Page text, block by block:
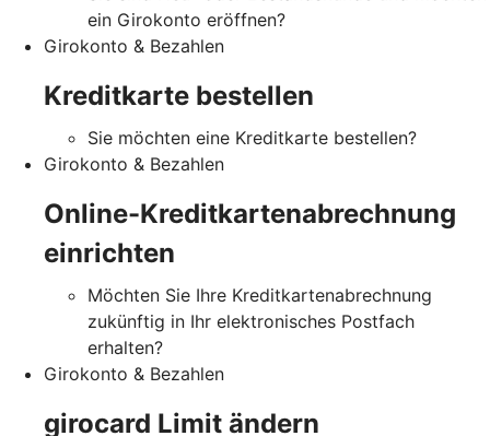
ein Girokonto eröffnen?
Girokonto & Bezahlen
Kreditkarte bestellen
Sie möchten eine Kreditkarte bestellen?
Girokonto & Bezahlen
Online-Kreditkartenabrechnung
einrichten
Möchten Sie Ihre Kreditkartenabrechnung
zukünftig in Ihr elektronisches Postfach
erhalten?
Girokonto & Bezahlen
girocard Limit ändern